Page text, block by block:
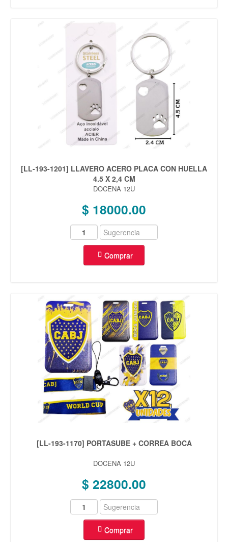
[LL-193-1201] LLAVERO ACERO PLACA CON HUELLA
4.5 X 2,4 CM
DOCENA 12U
$ 18000.00
Comprar
[LL-193-1170] PORTASUBE + CORREA BOCA
DOCENA 12U
$ 22800.00
Comprar